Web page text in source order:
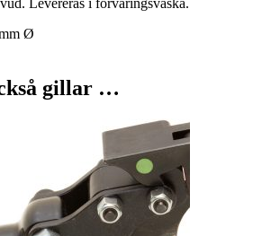
Levereras i förvaringsväska.
Ø
gillar …